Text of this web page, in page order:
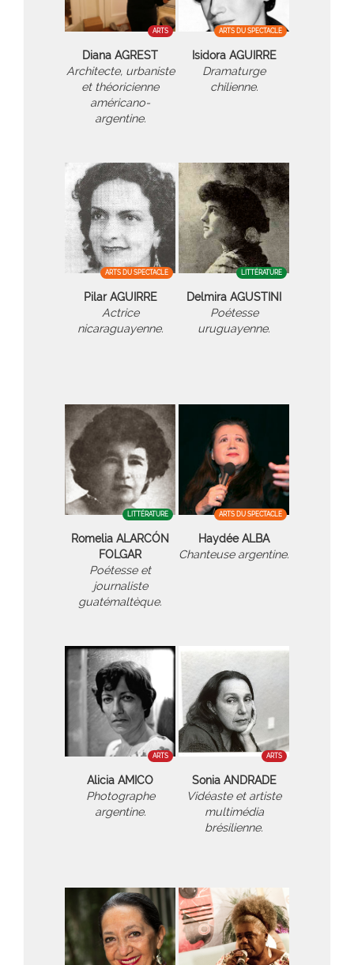
ARTS
Diana AGREST
Architecte, urbaniste
et théoricienne
américano-
argentine.
ARTS DU SPECTACLE
Isidora AGUIRRE
Dramaturge
chilienne.
ARTS DU SPECTACLE
Pilar AGUIRRE
Actrice
nicaraguayenne.
LITTÉRATURE
Delmira AGUSTINI
Poétesse
uruguayenne.
LITTÉRATURE
Romelia ALARCÓN
FOLGAR
Poétesse et
journaliste
guatémaltèque.
ARTS DU SPECTACLE
Haydée ALBA
Chanteuse argentine.
ARTS
Alicia AMICO
Photographe
argentine.
ARTS
Sonia ANDRADE
Vidéaste et artiste
multimédia
brésilienne.